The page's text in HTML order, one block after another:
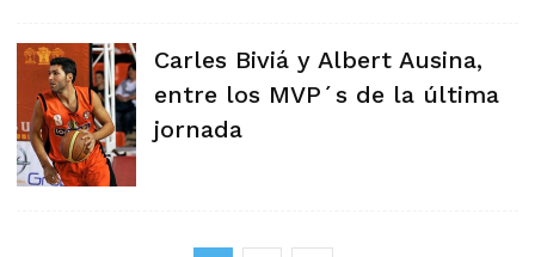
Carles Biviá y Albert Ausina,
entre los MVP´s de la última
jornada